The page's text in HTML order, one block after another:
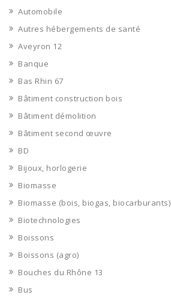
Automobile
Autres hébergements de santé
Aveyron 12
Banque
Bas Rhin 67
Bâtiment construction bois
Bâtiment démolition
Bâtiment second œuvre
BD
Bijoux, horlogerie
Biomasse
Biomasse (bois, biogas, biocarburants)
Biotechnologies
Boissons
Boissons (agro)
Bouches du Rhône 13
Bus